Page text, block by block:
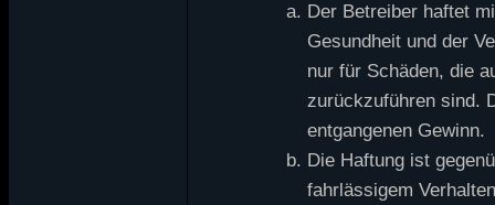
Der Betreiber haftet
Gesundheit und der
nur für Schäden, die
zurückzuführen sind.
entgangenen Gewinn.
Die Haftung ist
fahrlässigem